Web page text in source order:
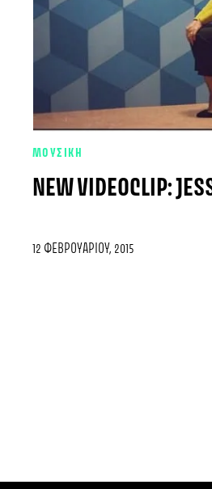
ΜΟΥΣΙΚΗ
NEW VIDEOCLIP:
12 ΦΕΒΡΟΥΑΡΊΟΥ, 2015